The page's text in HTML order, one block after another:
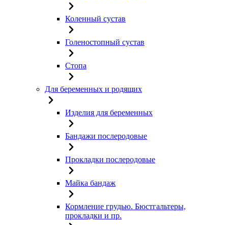
Коленный сустав
Голеностопный сустав
Стопа
Для беременных и родящих
Изделия для беременных
Бандажи послеродовые
Прокладки послеродовые
Майка бандаж
Кормление грудью. Бюстгальтеры,
прокладки и пр.